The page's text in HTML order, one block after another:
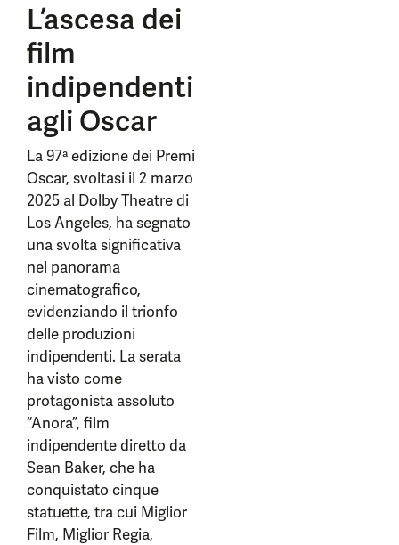
L’ascesa dei
film
indipendenti
agli Oscar
La 97ª edizione dei Premi
Oscar, svoltasi il 2 marzo
2025 al Dolby Theatre di
Los Angeles, ha segnato
una svolta significativa
nel panorama
cinematografico,
evidenziando il trionfo
delle produzioni
indipendenti. La serata
ha visto come
protagonista assoluto
“Anora”, film
indipendente diretto da
Sean Baker, che ha
conquistato cinque
statuette, tra cui Miglior
Film, Miglior Regia,